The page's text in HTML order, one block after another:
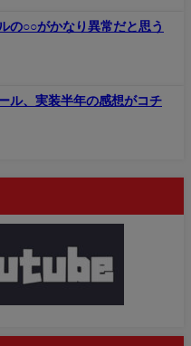
の○○がかなり異常だと思う
ル、実装半年の感想がコチ